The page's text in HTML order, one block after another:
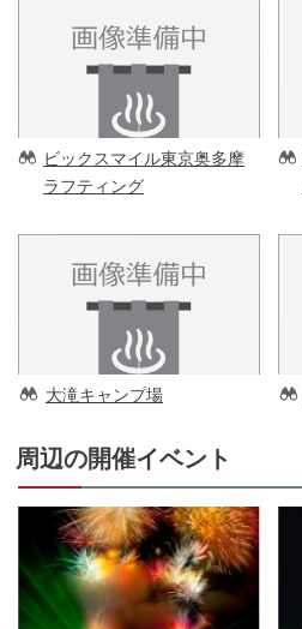
ビックスマイル東京奥多摩
ラフティング
大滝キャンプ場
周辺の開催イベント